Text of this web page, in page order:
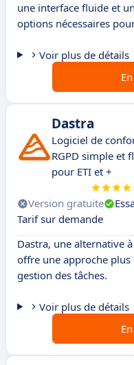
une interface fluide et
options nécessaires
Voir plus de détails
Dastra
Logiciel de
RGPD simple et
pour ETI et +
Version gratuite
Tarif sur demande
Dastra, une alternative
offre une approche
gestion des tâches.
Voir plus de détails